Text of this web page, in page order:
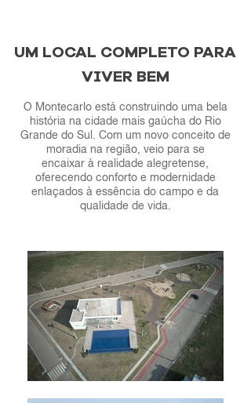
UM LOCAL COMPLETO PARA
VIVER BEM
O Montecarlo está construindo uma bela
história na cidade mais gaúcha do Rio
Grande do Sul. Com um novo conceito de
moradia na região, veio para se
encaixar à realidade alegretense,
oferecendo conforto e modernidade
enlaçados à essência do campo e da
qualidade de vida.